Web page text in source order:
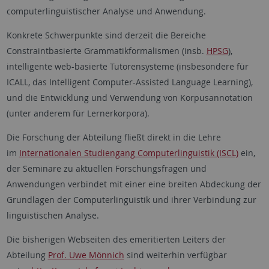
computerlinguistischer Analyse und Anwendung.
Konkrete Schwerpunkte sind derzeit die Bereiche
Constraintbasierte Grammatikformalismen (insb. HPSG),
intelligente web-basierte Tutorensysteme (insbesondere für
ICALL, das Intelligent Computer-Assisted Language Learning),
und die Entwicklung und Verwendung von Korpusannotation
(unter anderem für Lernerkorpora).
Die Forschung der Abteilung fließt direkt in die Lehre
im Internationalen Studiengang Computerlinguistik (ISCL)ein,
der Seminare zu aktuellen Forschungsfragen und
Anwendungen verbindet mit einer eine breiten Abdeckung der
Grundlagen der Computerlinguistik und ihrer Verbindung zur
linguistischen Analyse.
Die bisherigen Webseiten des emeritierten Leiters der
Abteilung Prof. Uwe Mönnich sind weiterhin verfügbar